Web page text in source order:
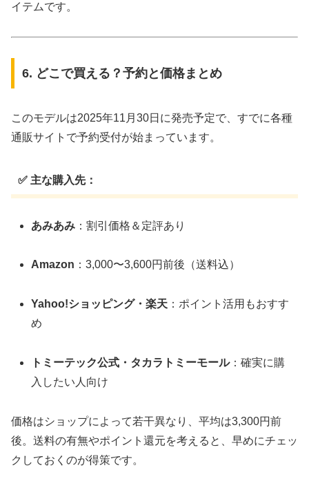
イテムです。
6. どこで買える？予約と価格まとめ
このモデルは2025年11月30日に発売予定で、すでに各種
通販サイトで予約受付が始まっています。
✅ 主な購入先：
あみあみ ：割引価格＆定評あり
Amazon ：3,000〜3,600円前後（送料込）
Yahoo!ショッピング・楽天 ：ポイント活用もおすす
め
トミーテック公式・タカラトミーモール：確実に購
入したい人向け
価格はショップによって若干異なり、平均は3,300円前
後。送料の有無やポイント還元を考えると、早めにチェッ
クしておくのが得策です。